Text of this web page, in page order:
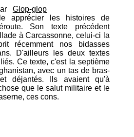
Glop-glop
apprécier les histoires de
Son texte précédent
à Carcassonne, celui-ci la
récemment nos bidasses
D'ailleurs les deux textes
Ce texte, c'est la septième
avec un tas de bras-
déjantés. Ils avaient qu'à
que le salut militaire et le
ces cons.